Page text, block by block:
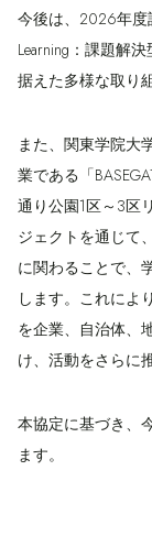
今後は、2026年度
Learning：課題解
据えた多様な取り
また、関東学院大
業である「
通り公園1区～3区
ジェクトを通じて
に関わることで、
します。これによ
を企業、自治体、
け、活動をさらに
本協定に基づき、
ます。